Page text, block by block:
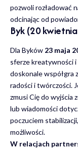
pozwoli rozładować
odcinając od
Byk (20
Dla Byków 23 maja
sferze kreatywności
doskonale współgra
radości i twórczości.
zmusi Cię do wyjścia
lub wiadomości
poczuciem
możliwości.
W relacjach